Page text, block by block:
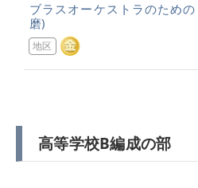
ブラスオーケストラのための
磨)
地区
高等学校B編成の部